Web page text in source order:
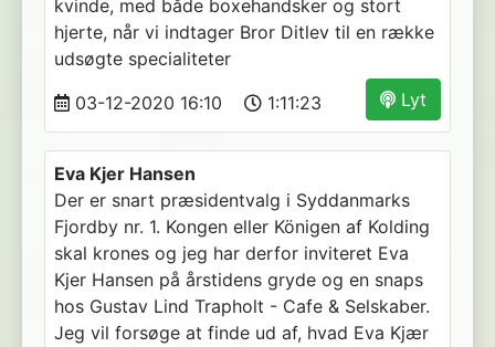
kvinde, med både boxehandsker og stort
hjerte, når vi indtager Bror Ditlev til en række
udsøgte specialiteter
Lyt
03-12-2020 16:10 1:11:23
Eva Kjer Hansen
Der er snart præsidentvalg i Syddanmarks
Fjordby nr. 1. Kongen eller Königen af Kolding
skal krones og jeg har derfor inviteret Eva
Kjer Hansen på årstidens gryde og en snaps
hos Gustav Lind Trapholt - Cafe & Selskaber.
Jeg vil forsøge at finde ud af, hvad Eva Kjær